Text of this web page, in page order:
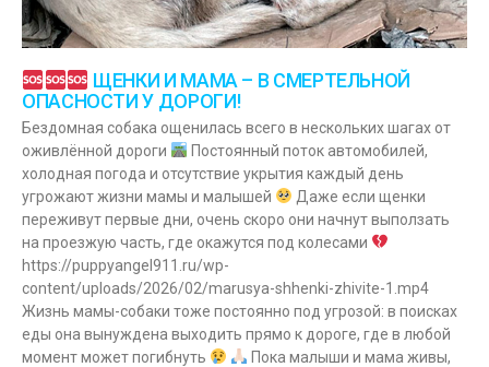
ЩЕНКИ И МАМА – В СМЕРТЕЛЬНОЙ
ОПАСНОСТИ У ДОРОГИ!
Бездомная собака ощенилась всего в нескольких шагах от
оживлённой дороги
Постоянный поток автомобилей,
холодная погода и отсутствие укрытия каждый день
угрожают жизни мамы и малышей
Даже если щенки
переживут первые дни, очень скоро они начнут выползать
на проезжую часть, где окажутся под колесами
https://puppyangel911.ru/wp-
content/uploads/2026/02/marusya-shhenki-zhivite-1.mp4
Жизнь мамы-собаки тоже постоянно под угрозой: в поисках
еды она вынуждена выходить прямо к дороге, где в любой
момент может погибнуть
Пока малыши и мама живы,